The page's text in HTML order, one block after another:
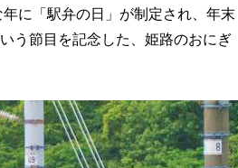
に「駅弁の日」が制定され、年末
う節目を記念した、姫路のおにぎ